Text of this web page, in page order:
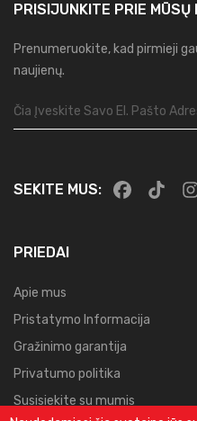
PRISIJUNKITE PRIE MŪSŲ
Prenumeruokite, kad pirmieji
naujienų.
SEKITE MUS:
PRIEDAI
Apie mus
Pristatymo Informacija
Gražinimo garantija
Privatumo politika
Susisiekite su mumis